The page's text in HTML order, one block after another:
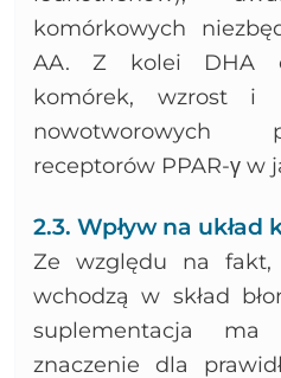
komórkowych
AA. Z kolei DHA
komórek, wzrost i
nowotworowych
receptorów PPAR-γ w
2.3. Wpływ na układ
Ze względu na fakt,
wchodzą w skład
suplementacja ma
znaczenie dla